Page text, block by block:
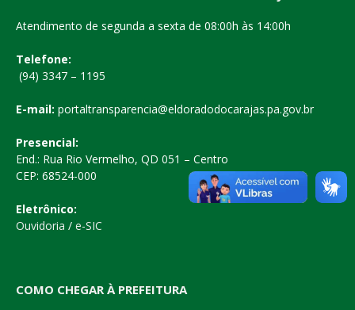
Atendimento de segunda a sexta de 08:00h às 14:00h
Telefone:
(94) 3347 – 1195
E-mail: portaltransparencia@eldoradodocarajas.pa.gov.br
Presencial:
End.: Rua Rio Vermelho, QD 051 – Centro
CEP: 68524-000
Eletrônico:
Ouvidoria / e-SIC
COMO CHEGAR À PREFEITURA